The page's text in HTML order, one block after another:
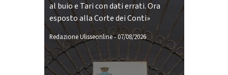
al buio e Tari con dati errati. Ora
esposto alla Corte dei Conti»
Redazione Ulisseonline-07/08/2026